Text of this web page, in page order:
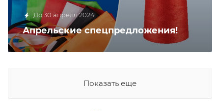
До 30 апреля 2024
Апрельские спецпредложения!
Показать еще